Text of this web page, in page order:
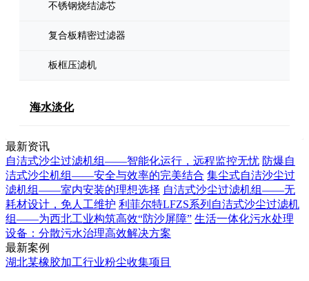
不锈钢烧结滤芯
复合板精密过滤器
板框压滤机
海水淡化
最新资讯
自洁式沙尘过滤机组——智能化运行，远程监控无忧 防爆自
洁式沙尘机组——安全与效率的完美结合 集尘式自洁沙尘过
滤机组——室内安装的理想选择 自洁式沙尘过滤机组——无
耗材设计，免人工维护 利菲尔特LFZS系列自洁式沙尘过滤机
组——为西北工业构筑高效“防沙屏障” 生活一体化污水处理
设备：分散污水治理高效解决方案
最新案例
湖北某橡胶加工行业粉尘收集项目